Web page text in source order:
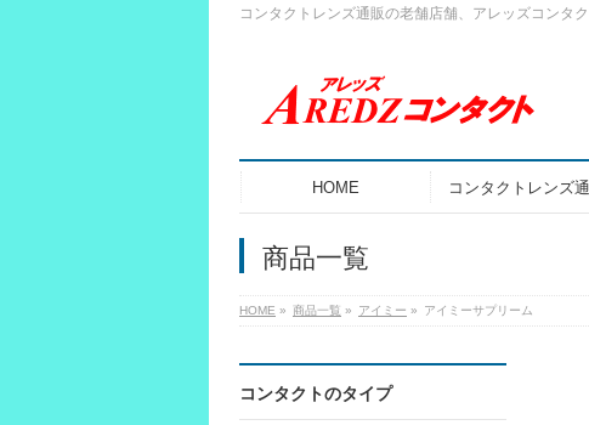
コンタクトレンズ通販の老舗店舗、アレッズコンタ
HOME コンタクトレンズ
商品一覧
HOME » 商品一覧 » アイミー » アイミーサプリーム
コンタクトのタイプ